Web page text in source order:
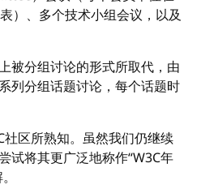
）、多个技术小组会议，以及
被分组讨论的形式所取代，由
列分组话题讨论，每个话题时
社区所熟知。虽然我们仍继续
试将其更广泛地称作“W3C年